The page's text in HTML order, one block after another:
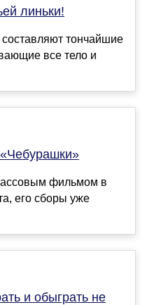
линьки!
тончайшие
все тело и
фильмом в
его сборы уже
и обыграть не